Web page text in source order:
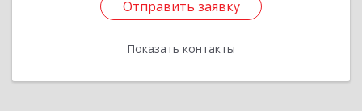
Отправить заявку
Показать контакты
Отправить заявку
Назад